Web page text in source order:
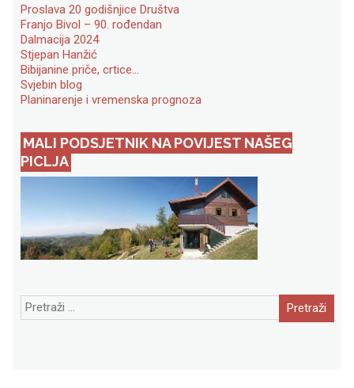
Proslava 20 godišnjice Društva
Franjo Bivol – 90. rođendan
Dalmacija 2024
Stjepan Hanžić
Bibijanine priče, crtice…
Svjebin blog
Planinarenje i vremenska prognoza
MALI PODSJETNIK NA POVIJEST NAŠEG
PICLJA
Pretraži: